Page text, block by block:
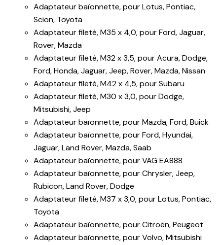
Adaptateur baïonnette, pour Lotus, Pontiac,
Scion, Toyota
Adaptateur fileté, M35 x 4,0, pour Ford, Jaguar,
Rover, Mazda
Adaptateur fileté, M32 x 3,5, pour Acura, Dodge,
Ford, Honda, Jaguar, Jeep, Rover, Mazda, Nissan
Adaptateur fileté, M42 x 4,5, pour Subaru
Adaptateur fileté, M30 x 3,0, pour Dodge,
Mitsubishi, Jeep
Adaptateur baïonnette, pour Mazda, Ford, Buick
Adaptateur baïonnette, pour Ford, Hyundai,
Jaguar, Land Rover, Mazda, Saab
Adaptateur baïonnette, pour VAG EA888
Adaptateur baïonnette, pour Chrysler, Jeep,
Rubicon, Land Rover, Dodge
Adaptateur fileté, M37 x 3,0, pour Lotus, Pontiac,
Toyota
Adaptateur baïonnette, pour Citroën, Peugeot
Adaptateur baïonnette, pour Volvo, Mitsubishi